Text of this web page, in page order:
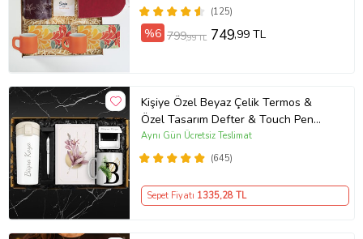
(125)
%6 799,99 TL 749,99 TL
Kişiye Özel Beyaz Çelik Termos &
Özel Tasarım Defter & Touch Pen
Kalem & Kişiye Özel Cep Aynası &
Kişiye Özel Kupa Hediye Seti
(645)
Aynı Gün Ücretsiz Teslimat
Sepet Fiyatı 1335,28 TL